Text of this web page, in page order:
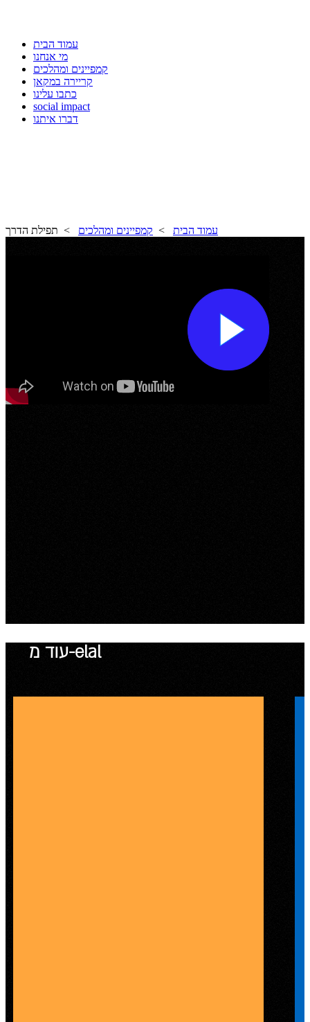
עמוד הבית
מי אנחנו
קמפיינים ומהלכים
קריירה במקאן
כתבו עלינו
social impact
דברו איתנו
עמוד הבית > קמפיינים ומהלכים > תפילת הדרך
עוד מ-elal